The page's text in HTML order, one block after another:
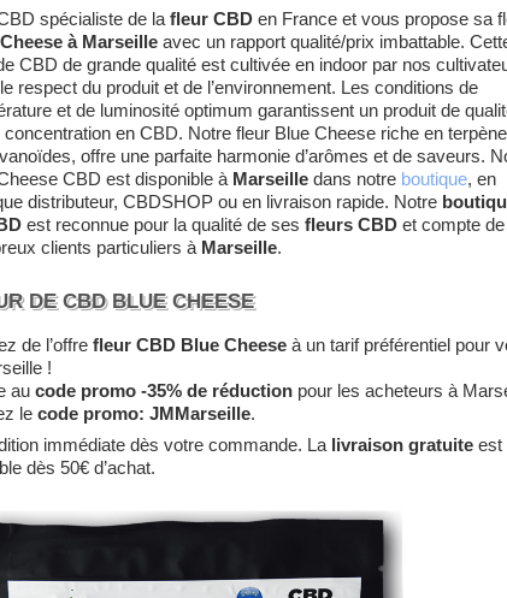
spécialiste de la fleur CBD en France et vous propose sa
à Marseille avec un rapport qualité/prix imbattable.
CBD de grande qualité est cultivée en indoor par nos
respect du produit et de l’environnement. Les conditions de
et de luminosité optimum garantissent un produit de
concentration en CBD. Notre fleur Blue Cheese riche en
offre une parfaite harmonie d’arômes et de saveurs.
CBD est disponible à Marseille dans notre boutique, en
distributeur, CBDSHOP ou en livraison rapide. Notre
est reconnue pour la qualité de ses fleurs CBD et compte de
clients particuliers à Marseille.
DE CBD BLUE CHEESE
de l’offre fleur CBD Blue Cheese à un tarif préférentiel pour
!
au code promo -35% de réduction pour les acheteurs à
le code promo: JMMarseille.
immédiate dès votre commande. La livraison gratuite est
dès 50€ d’achat.